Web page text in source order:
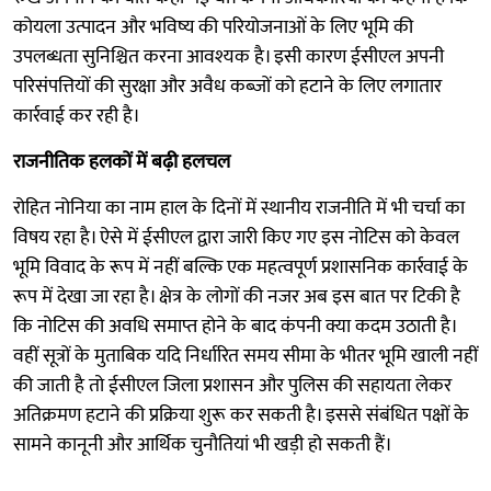
कोयला उत्पादन और भविष्य की परियोजनाओं के लिए भूमि की
उपलब्धता सुनिश्चित करना आवश्यक है। इसी कारण ईसीएल अपनी
परिसंपत्तियों की सुरक्षा और अवैध कब्जों को हटाने के लिए लगातार
कार्रवाई कर रही है।
राजनीतिक हलकों में बढ़ी हलचल
रोहित नोनिया का नाम हाल के दिनों में स्थानीय राजनीति में भी चर्चा का
विषय रहा है। ऐसे में ईसीएल द्वारा जारी किए गए इस नोटिस को केवल
भूमि विवाद के रूप में नहीं बल्कि एक महत्वपूर्ण प्रशासनिक कार्रवाई के
रूप में देखा जा रहा है। क्षेत्र के लोगों की नजर अब इस बात पर टिकी है
कि नोटिस की अवधि समाप्त होने के बाद कंपनी क्या कदम उठाती है।
‌वहीं सूत्रों के मुताबिक यदि निर्धारित समय सीमा के भीतर भूमि खाली नहीं
की जाती है तो ईसीएल जिला प्रशासन और पुलिस की सहायता लेकर
अतिक्रमण हटाने की प्रक्रिया शुरू कर सकती है। इससे संबंधित पक्षों के
सामने कानूनी और आर्थिक चुनौतियां भी खड़ी हो सकती हैं।